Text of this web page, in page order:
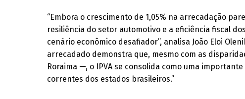
“Embora o crescimento de 1,05% na arrecadação
resiliência do setor automotivo e a eficiência fiscal
cenário econômico desafiador”, analisa João Eloi
arrecadado demonstra que, mesmo com as
Roraima —, o IPVA se consolida como uma
correntes dos estados brasileiros.”